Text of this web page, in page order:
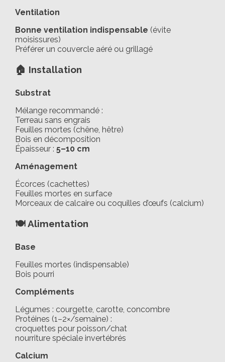
Ventilation
Bonne ventilation indispensable (évite
moisissures)
Préférer un couvercle aéré ou grillagé
🏠 Installation
Substrat
Mélange recommandé :
Terreau sans engrais
Feuilles mortes (chêne, hêtre)
Bois en décomposition
Épaisseur : 5–10 cm
Aménagement
Écorces (cachettes)
Feuilles mortes en surface
Morceaux de calcaire ou coquilles d’œufs (calcium)
🍽️ Alimentation
Base
Feuilles mortes (indispensable)
Bois pourri
Compléments
Légumes : courgette, carotte, concombre
Protéines (1–2×/semaine) :
croquettes pour poisson/chat
nourriture spéciale invertébrés
Calcium